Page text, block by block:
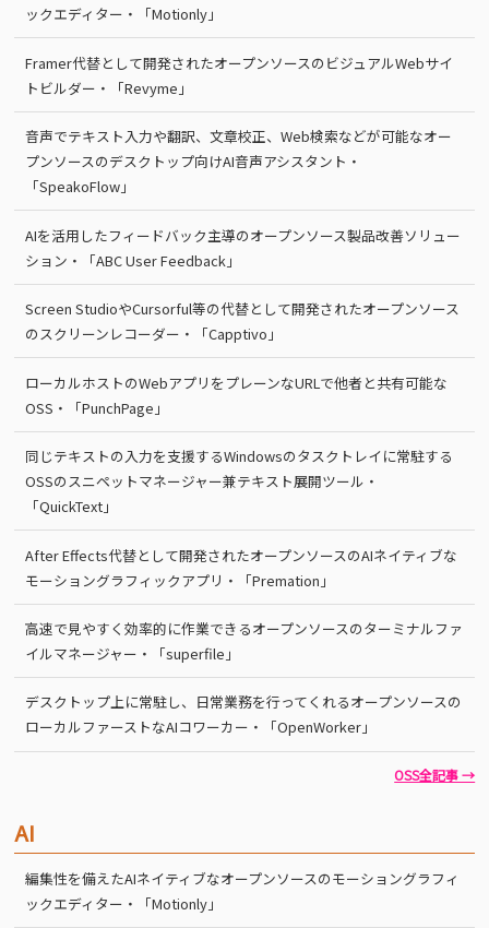
ックエディター・「Motionly」
Framer代替として開発されたオープンソースのビジュアルWebサイ
トビルダー・「Revyme」
音声でテキスト入力や翻訳、文章校正、Web検索などが可能なオー
プンソースのデスクトップ向けAI音声アシスタント・
「SpeakoFlow」
AIを活用したフィードバック主導のオープンソース製品改善ソリュー
ション・「ABC User Feedback」
Screen StudioやCursorful等の代替として開発されたオープンソース
のスクリーンレコーダー・「Capptivo」
ローカルホストのWebアプリをプレーンなURLで他者と共有可能な
OSS・「PunchPage」
同じテキストの入力を支援するWindowsのタスクトレイに常駐する
OSSのスニペットマネージャー兼テキスト展開ツール・
「QuickText」
After Effects代替として開発されたオープンソースのAIネイティブな
モーショングラフィックアプリ・「Premation」
高速で見やすく効率的に作業できるオープンソースのターミナルファ
イルマネージャー・「superfile」
デスクトップ上に常駐し、日常業務を行ってくれるオープンソースの
ローカルファーストなAIコワーカー・「OpenWorker」
OSS全記事 →
AI
編集性を備えたAIネイティブなオープンソースのモーショングラフィ
ックエディター・「Motionly」